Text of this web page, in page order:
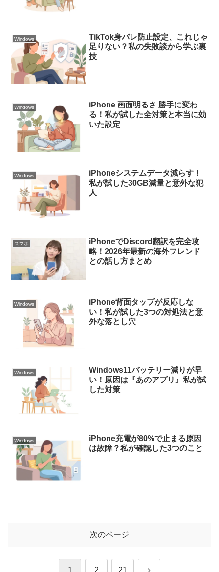
Windows
TikTok身バレ防止設定、これじゃ
足りない？私の失敗談から学ぶ裏
技
Windows
iPhone 画面明るさ 勝手に変わ
る！私が試した全対策と本当に効
いた設定
Windows
iPhoneシステムデータ減らす！
私が試した30GB減量と意外な犯
人
スマホ
iPhoneでDiscord翻訳を完全攻
略！2026年最新の海外フレンド
との話し方まとめ
Windows
iPhone背面タップが反応しな
い！私が試した3つの対処法と意
外な落とし穴
Windows
Windows11バッテリー減りが早
い！原因は『あのアプリ』私が試
した対策
Windows
iPhone充電が80%で止まる原因
は故障？私が確認した3つのこと
次のページ
1 2 21 次